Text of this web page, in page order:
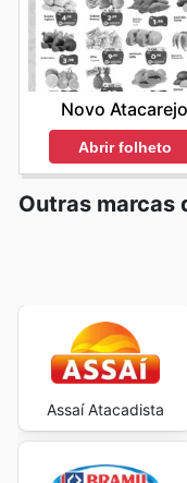
Novo Atacarejo
Abrir folheto
Outras marcas
Assaí Atacadista